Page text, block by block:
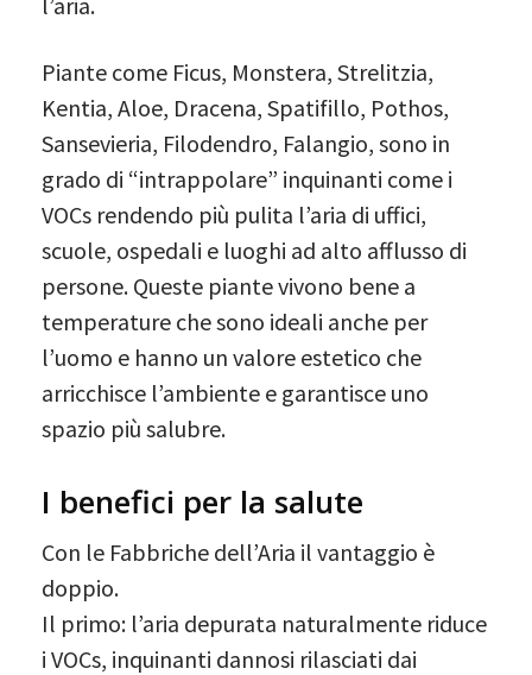
Piante come Ficus, Monstera, Strelitzia,
Kentia, Aloe, Dracena, Spatifillo, Pothos,
Sansevieria, Filodendro, Falangio, sono in
grado di “intrappolare” inquinanti come i
VOCs rendendo più pulita l’aria di uffici,
scuole, ospedali e luoghi ad alto afflusso di
persone. Queste piante vivono bene a
temperature che sono ideali anche per
l’uomo e hanno un valore estetico che
arricchisce l’ambiente e garantisce uno
spazio più salubre.
I benefici per la salute
Con le Fabbriche dell’Aria il vantaggio è
doppio.
Il primo: l’aria depurata naturalmente riduce
i VOCs, inquinanti dannosi rilasciati dai